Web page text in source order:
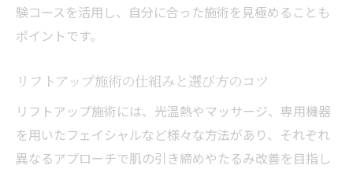
験コースを活用し、自分に合った施術を見極めることも
ポイントです。
リフトアップ施術の仕組みと選び方のコツ
リフトアップ施術には、光温熱やマッサージ、専用機器
を用いたフェイシャルなど様々な方法があり、それぞれ
異なるアプローチで肌の引き締めやたるみ改善を目指し